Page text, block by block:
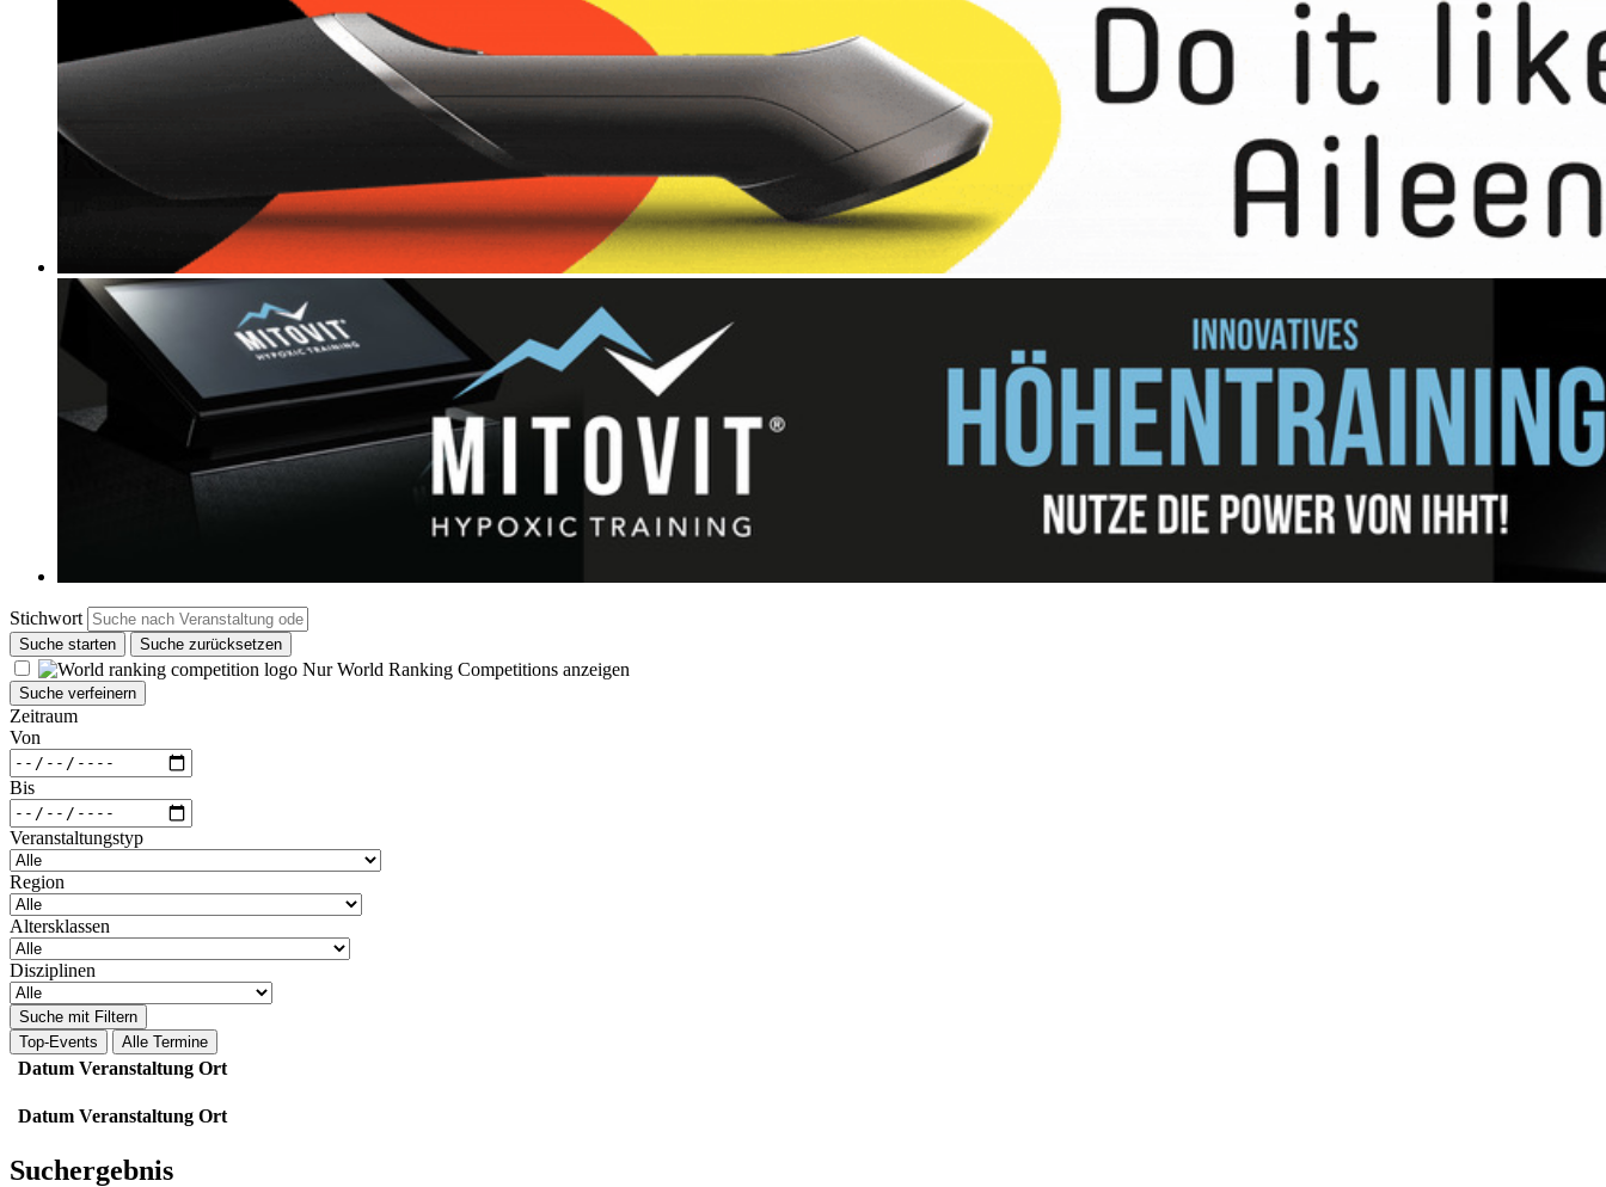
Stichwort
Suche starten Suche zurücksetzen
Nur World Ranking Competitions anzeigen
Suche verfeinern
Zeitraum
Von
Bis
Veranstaltungstyp
Region
Altersklassen
Disziplinen
Suche mit Filtern
Top-Events
Alle Termine
Datum Veranstaltung Ort
Datum Veranstaltung Ort
Suchergebnis